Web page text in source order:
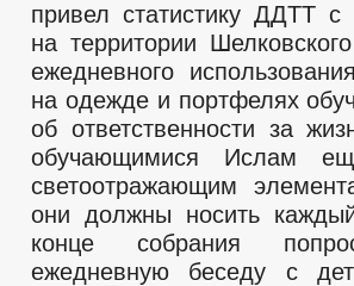
привел статистику ДДТТ с
на территории
ежедневного
на одежде и портфелях
об ответственности за
обучающимися Ислам
светоотражающим
они должны носить
конце собрания
ежедневную беседу с